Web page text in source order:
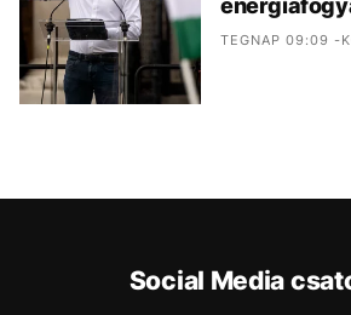
TEGNAP 09:09 -
Social Media